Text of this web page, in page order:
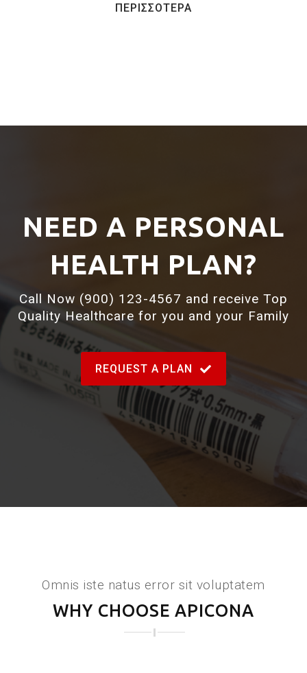
ΠΕΡΙΣΣΌΤΕΡΑ
NEED A PERSONAL
HEALTH PLAN?
Call Now (900) 123-4567 and receive Top
Quality Healthcare for you and your Family
REQUEST A PLAN
Omnis iste natus error sit voluptatem
WHY CHOOSE APICONA